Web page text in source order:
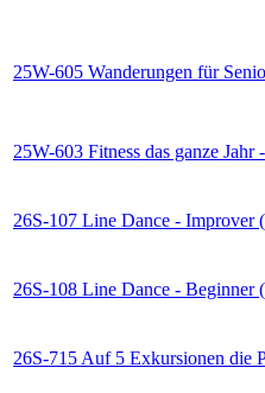
25W-605 Wanderungen für
25W-603 Fitness das ganze Jahr
26S-107 Line Dance - Improver
26S-108 Line Dance - Beginner
26S-715 Auf 5 Exkursionen die